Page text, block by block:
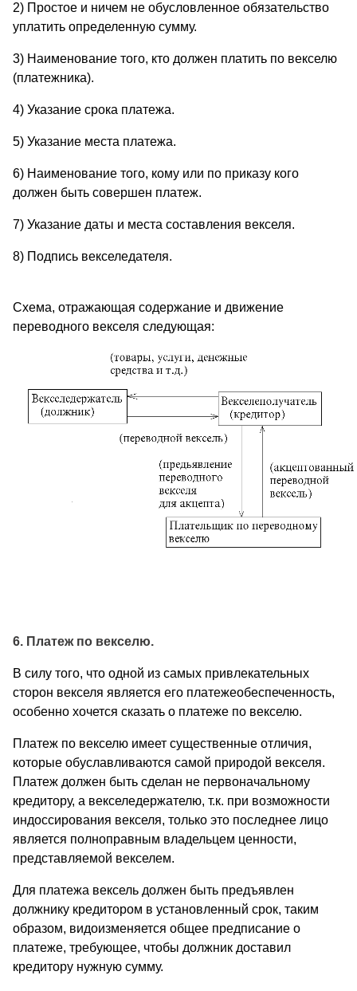
2) Простое и ничем не обусловленное обязательство
уплатить определенную сумму.
3) Наименование того, кто должен платить по векселю
(платежника).
4) Указание срока платежа.
5) Указание места платежа.
6) Наименование того, кому или по приказу кого
должен быть совершен платеж.
7) Указание даты и места составления векселя.
8) Подпись векселедателя.
Схема, отражающая содержание и движение
переводного векселя следующая:
6. Платеж по векселю.
В силу того, что одной из самых привлекательных
сторон векселя является его платежеобеспеченность,
особенно хочется сказать о платеже по векселю.
Платеж по векселю имеет существенные отличия,
которые обуславливаются самой природой векселя.
Платеж должен быть сделан не первоначальному
кредитору, а векселедержателю, т.к. при возможности
индоссирования векселя, только это последнее лицо
является полноправным владельцем ценности,
представляемой векселем.
Для платежа вексель должен быть предъявлен
должнику кредитором в установленный срок, таким
образом, видоизменяется общее предписание о
платеже, требующее, чтобы должник доставил
кредитору нужную сумму.